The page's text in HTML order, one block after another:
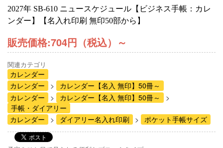
2027年 SB-610 ニュースケジュール【ビジネス手帳：カレ
ンダー】【名入れ印刷 無印50部から】
販売価格:704円（税込） ～
関連カテゴリ
カレンダー
カレンダー
カレンダー【名入 無印】50冊～
カレンダー
カレンダー【名入 無印】50冊～
手帳・ダイアリー
カレンダー
ダイアリー名入れ印刷 ポケット手帳サイズ